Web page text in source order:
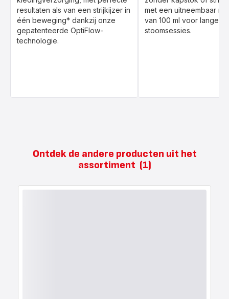
resultaten als van een strijkijzer in
één beweging* dankzij onze
gepatenteerde OptiFlow-
technologie.
met een uitneembaar
van 100 ml voor lange
stoomsessies.
Ontdek de andere producten uit het
assortiment (1)